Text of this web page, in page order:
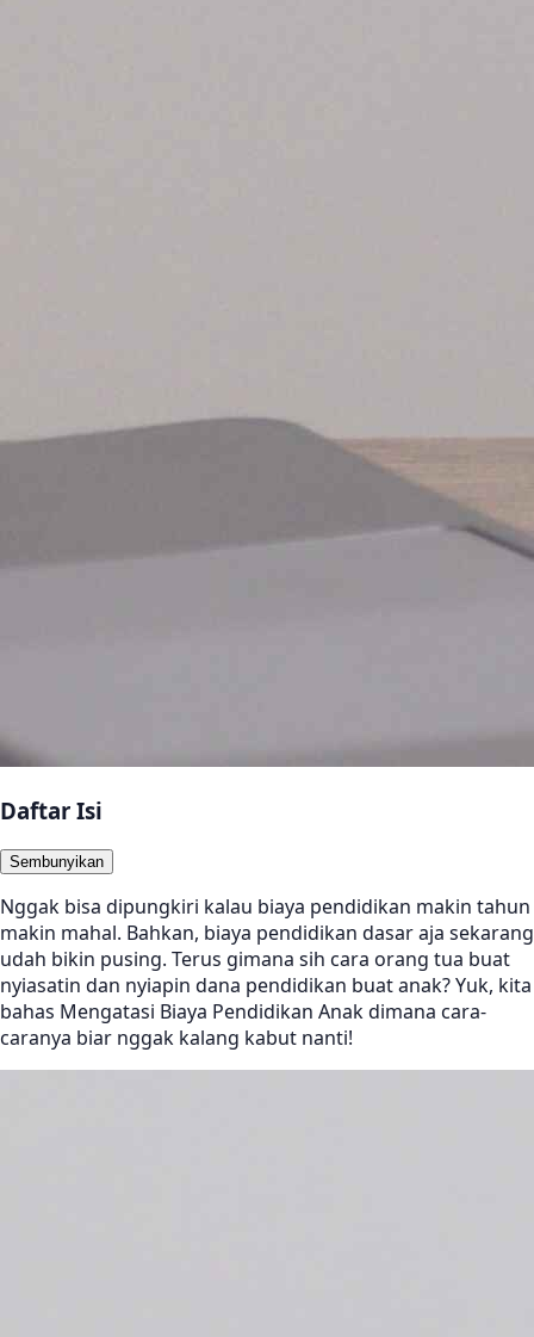
Daftar Isi
Sembunyikan
Nggak bisa dipungkiri kalau biaya pendidikan makin tahun
makin mahal. Bahkan, biaya pendidikan dasar aja sekarang
udah bikin pusing. Terus gimana sih cara orang tua buat
nyiasatin dan nyiapin dana pendidikan buat anak? Yuk, kita
bahas Mengatasi Biaya Pendidikan Anak dimana cara-
caranya biar nggak kalang kabut nanti!